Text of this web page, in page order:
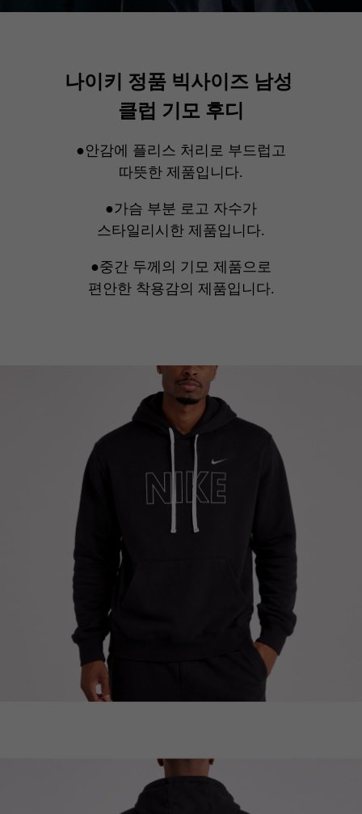
나이키 정품 빅사이즈 남성
클럽 기모 후디
●안감에 플리스 처리로 부드럽고
따뜻한 제품입니다.
●가슴 부분 로고 자수가
스타일리시한 제품입니다.
●중간 두께의 기모 제품으로
편안한 착용감의 제품입니다.